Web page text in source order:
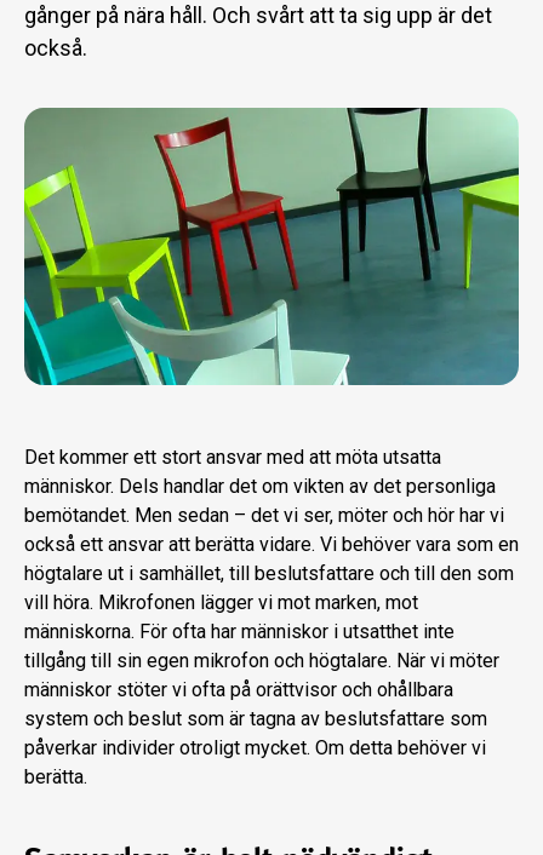
gånger på nära håll. Och svårt att ta sig upp är det
också.
Det kommer ett stort ansvar med att möta utsatta
människor. Dels handlar det om vikten av det personliga
bemötandet. Men sedan – det vi ser, möter och hör har vi
också ett ansvar att berätta vidare. Vi behöver vara som en
högtalare ut i samhället, till beslutsfattare och till den som
vill höra. Mikrofonen lägger vi mot marken, mot
människorna. För ofta har människor i utsatthet inte
tillgång till sin egen mikrofon och högtalare. När vi möter
människor stöter vi ofta på orättvisor och ohållbara
system och beslut som är tagna av beslutsfattare som
påverkar individer otroligt mycket. Om detta behöver vi
berätta.